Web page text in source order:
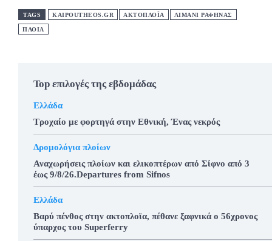
TAGS KAIPOUTHEOS.GR ΑΚΤΟΠΛΟΪΑ ΛΙΜΑΝΙ ΡΑΦΗΝΑΣ
ΠΛΟΙΑ
Top επιλογές της εβδομάδας
Ελλάδα
Τροχαίο με φορτηγά στην Εθνική, Ένας νεκρός
Δρομολόγια πλοίων
Αναχωρήσεις πλοίων και ελικοπτέρων από Σίφνο από 3
έως 9/8/26.Departures from Sifnos
Ελλάδα
Βαρύ πένθος στην ακτοπλοϊα, πέθανε ξαφνικά ο 56χρονος
ύπαρχος του Superferry